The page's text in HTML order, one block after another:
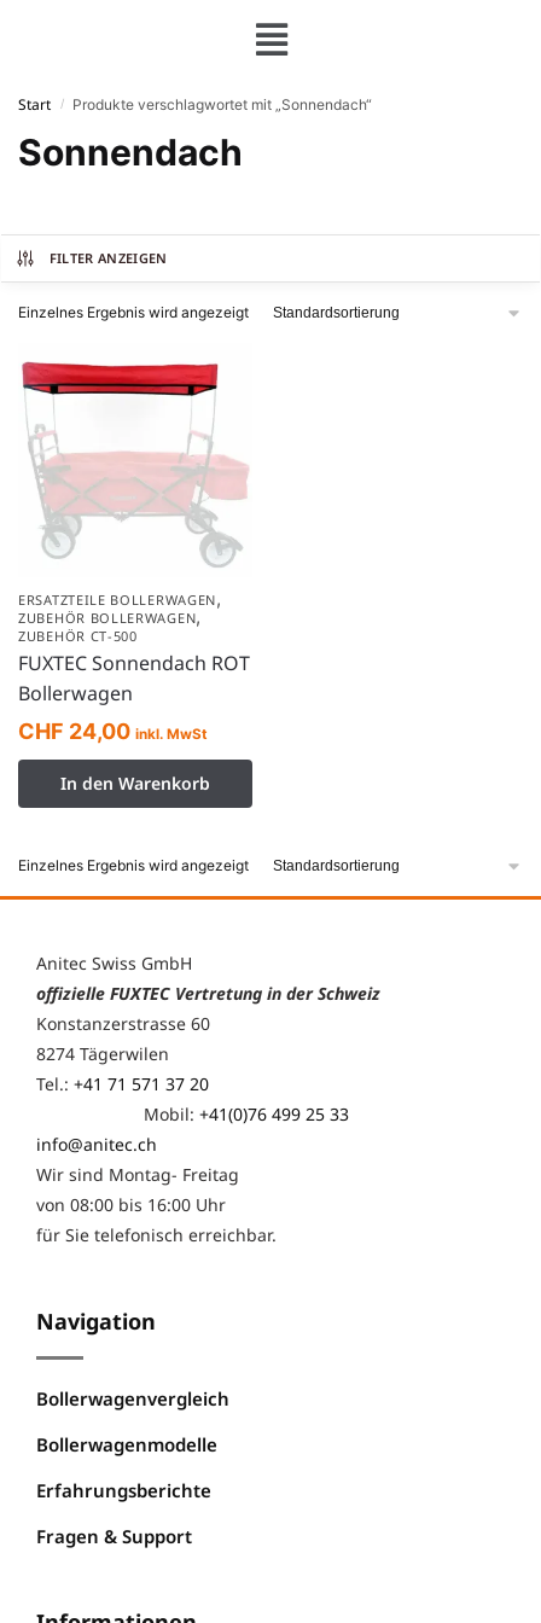
Start / Produkte verschlagwortet mit „Sonnendach“
Sonnendach
FILTER ANZEIGEN
Einzelnes Ergebnis wird angezeigt
ERSATZTEILE BOLLERWAGEN,
ZUBEHÖR BOLLERWAGEN,
ZUBEHÖR CT-500
FUXTEC Sonnendach ROT
Bollerwagen
CHF 24,00 inkl. MwSt
In den Warenkorb
Einzelnes Ergebnis wird angezeigt
Anitec Swiss GmbH
offizielle FUXTEC Vertretung in der Schweiz
Konstanzerstrasse 60
8274 Tägerwilen
Tel.: +41 71 571 37 20
Mobil: +41(0)76 499 25 33
info@anitec.ch
Wir sind Montag- Freitag
von 08:00 bis 16:00 Uhr
für Sie telefonisch erreichbar.
Navigation
Bollerwagenvergleich
Bollerwagenmodelle
Erfahrungsberichte
Fragen & Support